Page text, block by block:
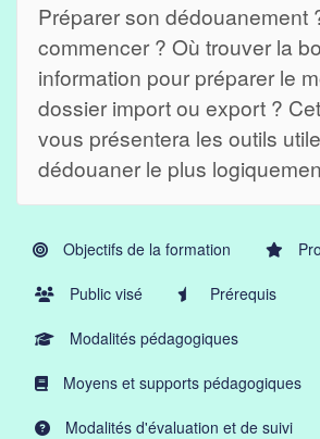
Préparer son dédouanement
commencer ? Où trouver la
information pour préparer le
dossier import ou export ?
vous présentera les outils
dédouaner le plus
Objectifs de la formation
Public visé Prérequis
Modalités pédagogiques
Moyens et supports pédagogiques
Modalités d'évaluation et de suivi